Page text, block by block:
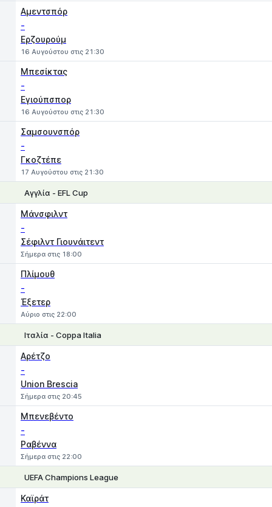
Αμεντσπόρ
-
Ερζουρούμ
16 Αυγούστου στις 21:30
Μπεσίκτας
-
Εγιούπσπορ
16 Αυγούστου στις 21:30
Σαμσουνσπόρ
-
Γκοζτέπε
17 Αυγούστου στις 21:30
Αγγλία - EFL Cup
Μάνσφιλντ
-
Σέφιλντ Γιουνάιτεντ
Σήμερα στις 18:00
Πλίμουθ
-
Έξετερ
Αύριο στις 22:00
Ιταλία - Coppa Italia
Αρέτζο
-
Union Brescia
Σήμερα στις 20:45
Μπενεβέντο
-
Ραβέννα
Σήμερα στις 22:00
UEFA Champions League
Καϊράτ